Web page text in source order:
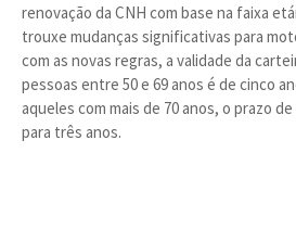
renovação da CNH com base na faixa
trouxe mudanças significativas para
com as novas regras, a validade da
pessoas entre 50 e 69 anos é de cinco
aqueles com mais de 70 anos, o prazo
para três anos.